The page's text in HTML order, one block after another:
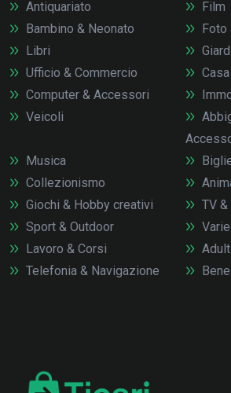
Antiquariato
Bambino & Neonato
Libri
Ufficio & Commercio
Computer & Accessori
Veicoli
Film
Foto
Casa
Musica
Collezionismo
Giochi & Hobby creativi
Sport & Outdoor
Lavoro & Corsi
Telefonia & Navigazione
TV
Varie